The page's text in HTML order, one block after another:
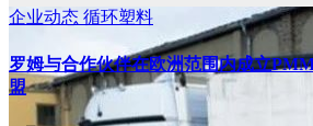
企业动态 循环塑料
罗姆与合作伙伴在欧洲范围内成立
盟